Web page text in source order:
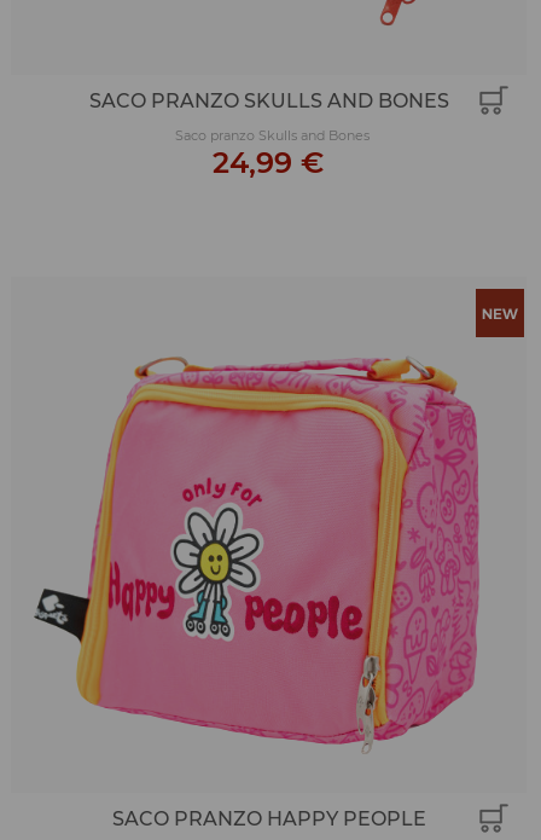
SACO PRANZO SKULLS AND BONES
Saco pranzo Skulls and Bones
24,99 €
SACO PRANZO HAPPY PEOPLE